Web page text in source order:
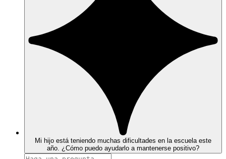
Mi hijo está teniendo muchas dificultades en la escuela este
año. ¿Cómo puedo ayudarlo a mantenerse positivo?